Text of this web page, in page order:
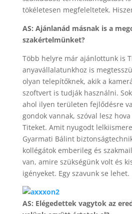
tökéletesen megfeleltetek.
AS: Ajánlanád másnak is a
szakértelmünket?
Több helyre már ajánlottunk is
anyavállalatunkhoz is
olyan telepítőknek, akik a
szoftvert is tudják használni.
ahol ilyen területen fejlődésre
gondok vannak, szóval lesz
Titeket. Amit nyugodt
Gyarmati Bálint
kollégátok emberileg és
van, amire szükségünk volt és
igényeket. Egy szavunk se lehet.
AS: Elégedettek vagytok az